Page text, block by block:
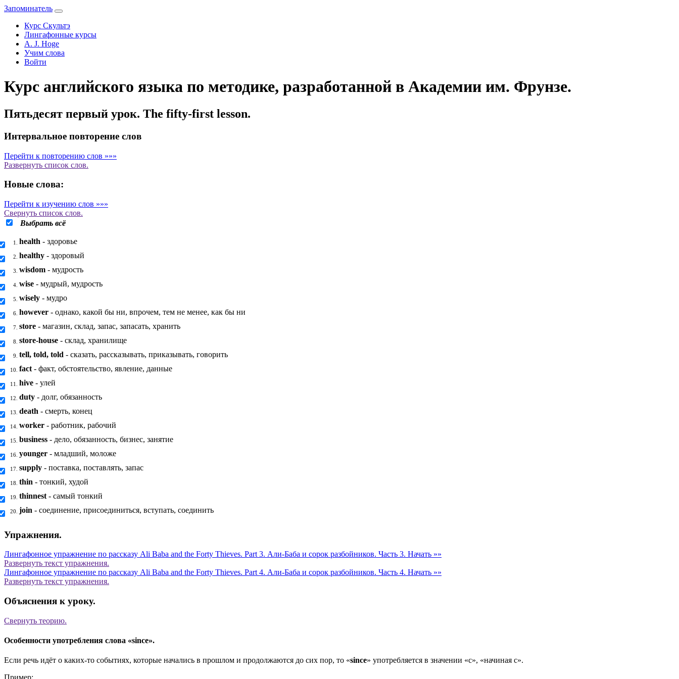
Запоминатель
Курс Скультэ
Лингафонные курсы
A. J. Hoge
Учим слова
Войти
Курс английского языка по методике, разработанной в Академии им. Фрунзе.
Пятьдесят первый урок. The fifty-first lesson.
Интервальное повторение слов
Перейти к повторению слов »»»
Развернуть список слов.
Новые слова:
Перейти к изучению слов »»»
Свернуть список слов.
Выбрать всё
1. health - здоровье
2. healthy - здоровый
3. wisdom - мудрость
4. wise - мудрый, мудрость
5. wisely - мудро
6. however - однако, какой бы ни, впрочем, тем не менее, как бы ни
7. store - магазин, склад, запас, запасать, хранить
8. store-house - склад, хранилище
9. tell, told, told - сказать, рассказывать, приказывать, говорить
10. fact - факт, обстоятельство, явление, данные
11. hive - улей
12. duty - долг, обязанность
13. death - смерть, конец
14. worker - работник, рабочий
15. business - дело, обязанность, бизнес, занятие
16. younger - младший, моложе
17. supply - поставка, поставлять, запас
18. thin - тонкий, худой
19. thinnest - самый тонкий
20. join - соединение, присоединиться, вступать, соединить
Упражнения.
Лингафонное упражнение по рассказу Ali Baba and the Forty Thieves. Part 3. Али-Баба и сорок разбойников. Часть 3. Начать »»
Развернуть текст упражнения.
Лингафонное упражнение по рассказу Ali Baba and the Forty Thieves. Part 4. Али-Баба и сорок разбойников. Часть 4. Начать »»
Развернуть текст упражнения.
Объяснения к уроку.
Свернуть теорию.
Особенности употребления слова «since».
Если речь идёт о каких-то событиях, которые начались в прошлом и продолжаются до сих пор, то «since» употребляется в значении «с», «начиная с».